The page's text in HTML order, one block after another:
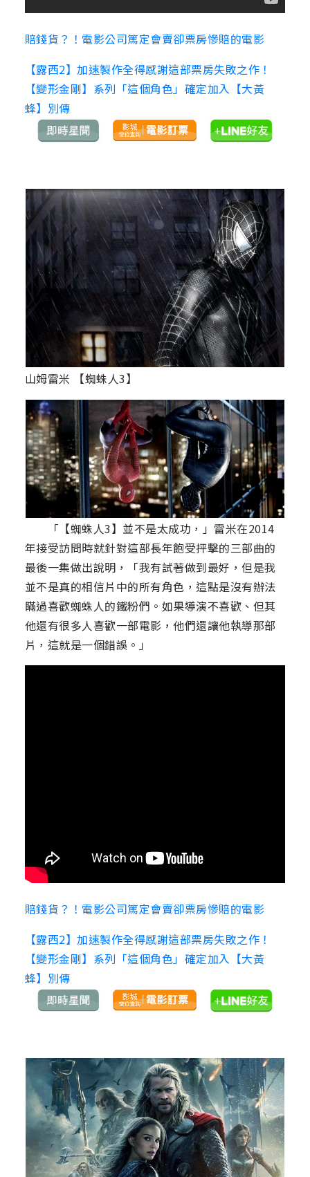
賠錢貨？！電影公司篤定會賣卻票房慘賠的電影
【露西2】加速製作全得感謝這部票房失敗之作！
【變形金剛】系列「這個角色」確定加入【大黃
蜂】別傳
山姆雷米 【蜘蛛人3】
「【蜘蛛人3】並不是太成功，」雷米在2014
年接受訪問時就針對這部長年飽受抨擊的三部曲的
最後一集做出說明，「我有試著做到最好，但是我
並不是真的相信片中的所有角色，這點是沒有辦法
瞞過喜歡蜘蛛人的鐵粉們。如果導演不喜歡、但其
他還有很多人喜歡一部電影，他們還讓他執導那部
片，這就是一個錯誤。」
賠錢貨？！電影公司篤定會賣卻票房慘賠的電影
【露西2】加速製作全得感謝這部票房失敗之作！
【變形金剛】系列「這個角色」確定加入【大黃
蜂】別傳